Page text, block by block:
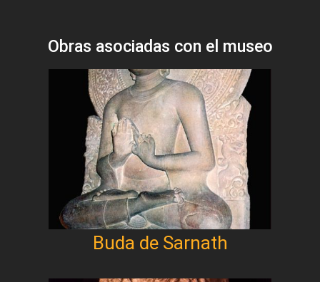
Obras asociadas con el museo
Buda de Sarnath